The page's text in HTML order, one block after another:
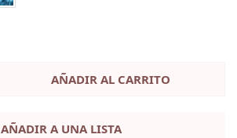
AÑADIR AL CARRITO
AÑADIR A UNA LISTA